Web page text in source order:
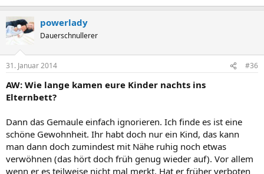
powerlady
Dauerschnullerer
31. Januar 2014 #36
AW: Wie lange kamen eure Kinder nachts ins
Elternbett?
Dann das Gemaule einfach ignorieren. Ich finde es ist eine
schöne Gewohnheit. Ihr habt doch nur ein Kind, das kann
man dann doch zumindest mit Nähe ruhig noch etwas
verwöhnen (das hört doch früh genug wieder auf). Vor allem
wenn er es teilweise nicht mal merkt. Hat er früher verboten